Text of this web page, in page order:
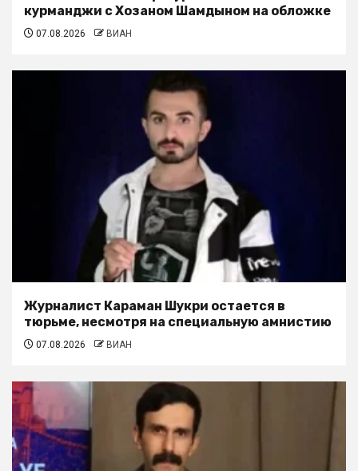
курманджи с Хозаном Шамдыном на обложке
07.08.2026 ВИАН
Журналист Караман Шукри остается в
тюрьме, несмотря на специальную амнистию
07.08.2026 ВИАН